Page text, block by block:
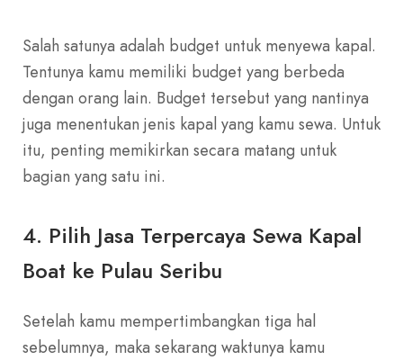
Salah satunya adalah budget untuk menyewa kapal.
Tentunya kamu memiliki budget yang berbeda
dengan orang lain. Budget tersebut yang nantinya
juga menentukan jenis kapal yang kamu sewa. Untuk
itu, penting memikirkan secara matang untuk
bagian yang satu ini.
4. Pilih Jasa Terpercaya Sewa Kapal
Boat ke Pulau Seribu
Setelah kamu mempertimbangkan tiga hal
sebelumnya, maka sekarang waktunya kamu